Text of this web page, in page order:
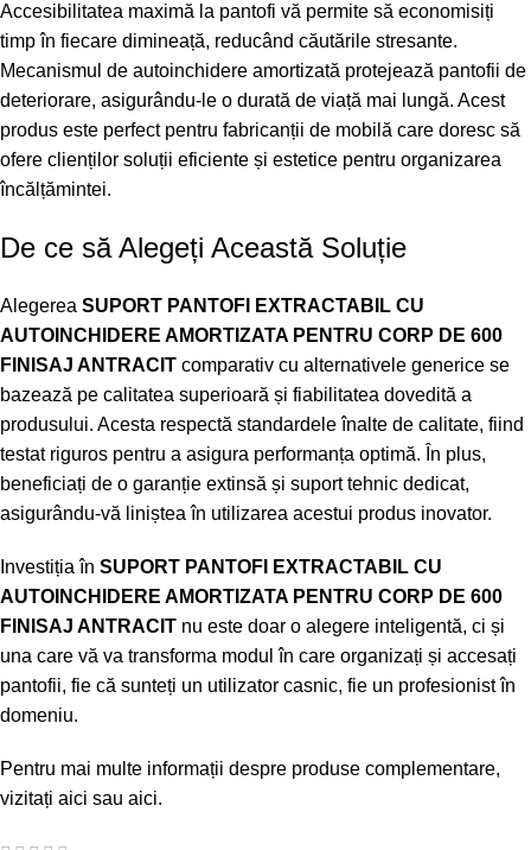
Accesibilitatea maximă la pantofi vă permite să economisiți
timp în fiecare dimineață, reducând căutările stresante.
Mecanismul de autoinchidere amortizată protejează pantofii de
deteriorare, asigurându-le o durată de viață mai lungă. Acest
produs este perfect pentru fabricanții de mobilă care doresc să
ofere clienților soluții eficiente și estetice pentru organizarea
încălțămintei.
De ce să Alegeți Această Soluție
Alegerea SUPORT PANTOFI EXTRACTABIL CU
AUTOINCHIDERE AMORTIZATA PENTRU CORP DE 600
FINISAJ ANTRACIT comparativ cu alternativele generice se
bazează pe calitatea superioară și fiabilitatea dovedită a
produsului. Acesta respectă standardele înalte de calitate, fiind
testat riguros pentru a asigura performanța optimă. În plus,
beneficiați de o garanție extinsă și suport tehnic dedicat,
asigurându-vă liniștea în utilizarea acestui produs inovator.
Investiția în SUPORT PANTOFI EXTRACTABIL CU
AUTOINCHIDERE AMORTIZATA PENTRU CORP DE 600
FINISAJ ANTRACIT nu este doar o alegere inteligentă, ci și
una care vă va transforma modul în care organizați și accesați
pantofii, fie că sunteți un utilizator casnic, fie un profesionist în
domeniu.
Pentru mai multe informații despre produse complementare,
vizitați aici sau aici.